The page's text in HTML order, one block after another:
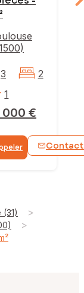
)
000 €
3
2
1
>
>